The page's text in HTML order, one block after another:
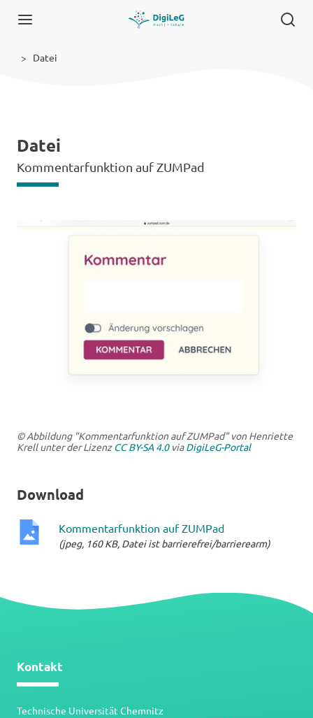
Datei
Datei
Kommentarfunktion auf ZUMPad
© Abbildung "Kommentarfunktion auf ZUMPad" von Henriette
Krell unter der LizenzCC BY-SA 4.0viaDigiLeG-Portal
Download
Kommentarfunktion auf ZUMPad
(jpeg, 160 KB, Datei ist barrierefrei/barrierearm)
Kontakt
Technische Universität Chemnitz